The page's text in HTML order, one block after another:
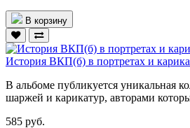
В корзину
История ВКП(б) в портретах и
В альбоме публикуется уникальная
шаржей и карикатур, авторами
585 руб.